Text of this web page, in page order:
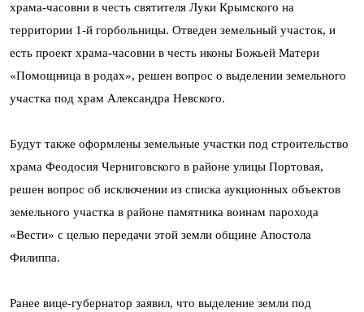
храма-часовни в честь святителя Луки Крымского на
территории 1-й горбольницы. Отведен земельный участок, и
есть проект храма-часовни в честь иконы Божьей Матери
«Помощница в родах», решен вопрос о выделении земельного
участка под храм Александра Невского.
Будут также оформлены земельные участки под строительство
храма Феодосия Черниговского в районе улицы Портовая,
решен вопрос об исключении из списка аукционных объектов
земельного участка в районе памятника воинам парохода
«Вести» с целью передачи этой земли общине Апостола
Филиппа.
Ранее вице-губернатор заявил, что выделение земли под